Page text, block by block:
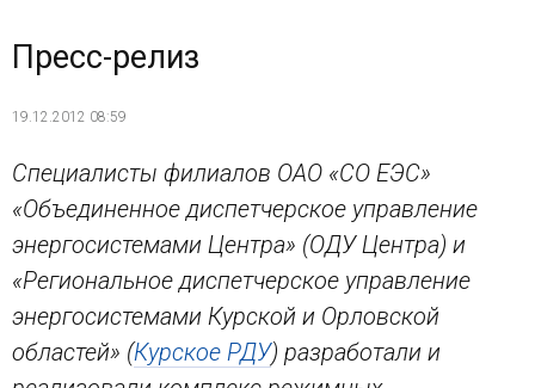
Пресс-релиз
19.12.2012 08:59
Специалисты филиалов ОАО «СО ЕЭС»
«Объединенное диспетчерское управление
энергосистемами Центра» (ОДУ Центра) и
«Региональное диспетчерское управление
энергосистемами Курской и Орловской
областей» (Курское РДУ) разработали и